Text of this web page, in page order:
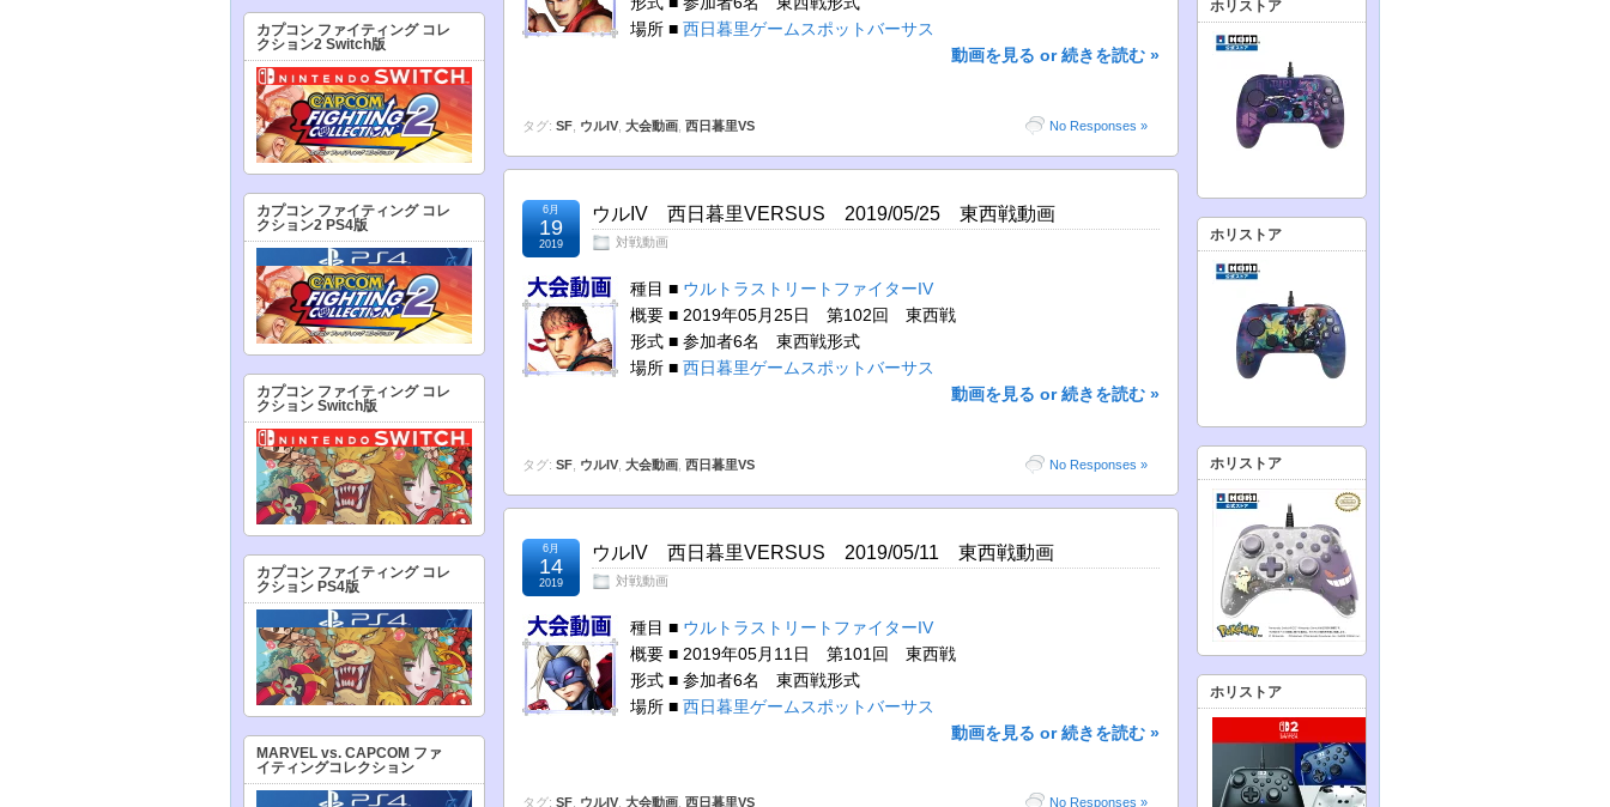
場所 ■ 西日暮里ゲームスポットバーサス
動画を見る or 続きを読む »
No Responses »
タグ: SF ウルIV 大会動画 西日暮里VS
ウルIV 西日暮里VERSUS 2019/05/25 東西戦動画
対戦動画
6月
19
2019
種目 ■ ウルトラストリートファイターIV
概要 ■ 2019年05月25日 第102回 東西戦
形式 ■ 参加者6名 東西戦形式
場所 ■ 西日暮里ゲームスポットバーサス
動画を見る or 続きを読む »
No Responses »
タグ: SF ウルIV 大会動画 西日暮里VS
ウルIV 西日暮里VERSUS 2019/05/11 東西戦動画
対戦動画
6月
14
2019
種目 ■ ウルトラストリートファイターIV
概要 ■ 2019年05月11日 第101回 東西戦
形式 ■ 参加者6名 東西戦形式
場所 ■ 西日暮里ゲームスポットバーサス
動画を見る or 続きを読む »
No Responses »
タグ: SF ウルIV 大会動画 西日暮里VS
カプコン ファイティング コレ
クション2 Switch版
カプコン ファイティング コレ
クション2 PS4版
カプコン ファイティング コレ
クション Switch版
カプコン ファイティング コレ
クション PS4版
MARVEL vs. CAPCOM ファ
イティングコレクション
ホリストア
ホリストア
ホリストア
ホリストア